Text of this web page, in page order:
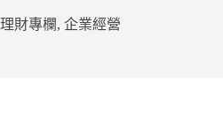
理財專欄,企業經營